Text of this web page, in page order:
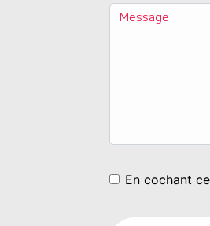
En cochant